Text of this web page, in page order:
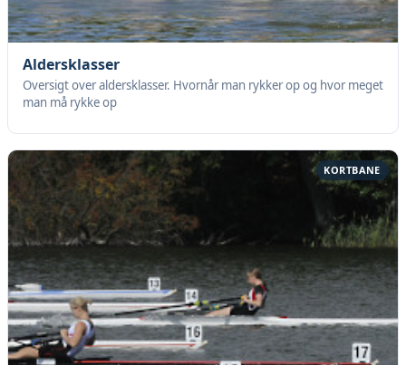
Aldersklasser
Oversigt over aldersklasser. Hvornår man rykker op og hvor meget
man må rykke op
KORTBANE